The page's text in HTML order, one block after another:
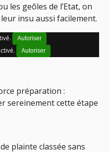
les geôles de l’Etat, on
insu aussi facilement.
Autoriser
Autoriser
préparation :
sereinement cette étape
plainte classée sans